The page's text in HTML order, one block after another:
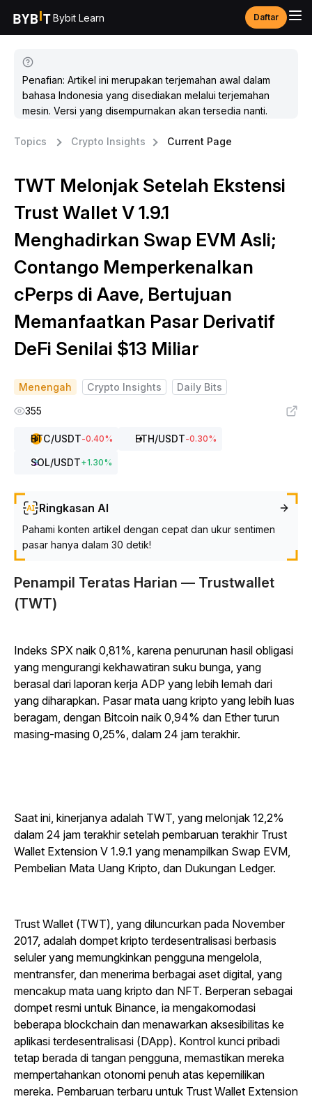
Bybit Learn Daftar
Penafian: Artikel ini merupakan terjemahan awal dalam
bahasa Indonesia yang disediakan melalui terjemahan
mesin. Versi yang disempurnakan akan tersedia nanti.
Topics Crypto Insights Current Page
TWT Melonjak Setelah Ekstensi
Trust Wallet V 1.9.1
Menghadirkan Swap EVM Asli;
Contango Memperkenalkan
cPerps di Aave, Bertujuan
Memanfaatkan Pasar Derivatif
DeFi Senilai $13 Miliar
Menengah Crypto Insights
Daily Bits
355
BTC/USDT-0.40% ETH/USDT-0.30%
SOL/USDT+1.30%
Ringkasan AI
Pahami konten artikel dengan cepat dan ukur sentimen
pasar hanya dalam 30 detik!
Penampil Teratas Harian — Trustwallet
(TWT)
Indeks SPX naik 0,81%, karena penurunan hasil obligasi
yang mengurangi kekhawatiran suku bunga, yang
berasal dari laporan kerja ADP yang lebih lemah dari
yang diharapkan. Pasar mata uang kripto yang lebih luas
beragam, dengan Bitcoin naik 0,94% dan Ether turun
masing-masing 0,25%, dalam 24 jam terakhir.
Saat ini, kinerjanya adalah TWT, yang melonjak 12,2%
dalam 24 jam terakhir setelah pembaruan terakhir Trust
Wallet Extension V 1.9.1 yang menampilkan Swap EVM,
Pembelian Mata Uang Kripto, dan Dukungan Ledger.
Trust Wallet (TWT), yang diluncurkan pada November
2017, adalah dompet kripto terdesentralisasi berbasis
seluler yang memungkinkan pengguna mengelola,
mentransfer, dan menerima berbagai aset digital, yang
mencakup mata uang kripto dan NFT. Berperan sebagai
dompet resmi untuk Binance, ia mengakomodasi
beberapa blockchain dan menawarkan aksesibilitas ke
aplikasi terdesentralisasi (DApp). Kontrol kunci pribadi
tetap berada di tangan pengguna, memastikan mereka
mempertahankan otonomi penuh atas kepemilikan
mereka. Pembaruan terbaru untuk Trust Wallet Extension